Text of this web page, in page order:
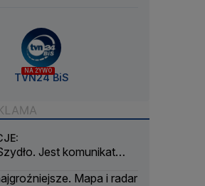
NA ŻYWO
TVN24 BiS
Jest komunikat
Mapa i radar